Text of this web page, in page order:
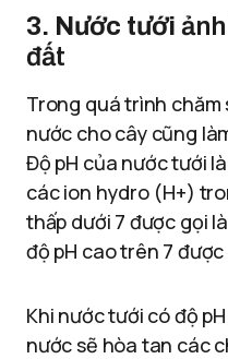
3. Nước tưới
đất
Trong quá trình
nước cho cây cũng
Độ pH của nước tưới
các ion hydro (H+)
thấp dưới 7 được gọi
độ pH cao trên 7
Khi nước tưới có độ
nước sẽ hòa tan các